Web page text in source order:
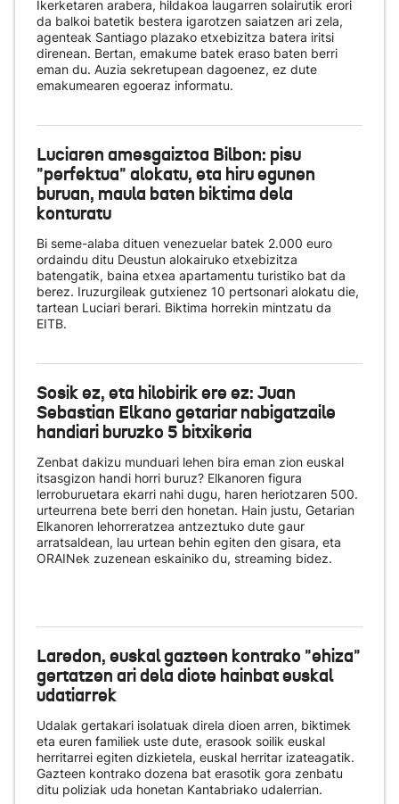
Ikerketaren arabera, hildakoa laugarren solairutik erori
da balkoi batetik bestera igarotzen saiatzen ari zela,
agenteak Santiago plazako etxebizitza batera iritsi
direnean. Bertan, emakume batek eraso baten berri
eman du. Auzia sekretupean dagoenez, ez dute
emakumearen egoeraz informatu.
Luciaren amesgaiztoa Bilbon: pisu
"perfektua" alokatu, eta hiru egunen
buruan, maula baten biktima dela
konturatu
Bi seme-alaba dituen venezuelar batek 2.000 euro
ordaindu ditu Deustun alokairuko etxebizitza
batengatik, baina etxea apartamentu turistiko bat da
berez. Iruzurgileak gutxienez 10 pertsonari alokatu die,
tartean Luciari berari. Biktima horrekin mintzatu da
EITB.
Sosik ez, eta hilobirik ere ez: Juan
Sebastian Elkano getariar nabigatzaile
handiari buruzko 5 bitxikeria
Zenbat dakizu munduari lehen bira eman zion euskal
itsasgizon handi horri buruz? Elkanoren figura
lerroburuetara ekarri nahi dugu, haren heriotzaren 500.
urteurrena bete berri den honetan. Hain justu, Getarian
Elkanoren lehorreratzea antzeztuko dute gaur
arratsaldean, lau urtean behin egiten den gisara, eta
ORAINek zuzenean eskainiko du, streaming bidez.
Laredon, euskal gazteen kontrako "ehiza"
gertatzen ari dela diote hainbat euskal
udatiarrek
Udalak gertakari isolatuak direla dioen arren, biktimek
eta euren familiek uste dute, erasook soilik euskal
herritarrei egiten dizkietela, euskal herritar izateagatik.
Gazteen kontrako dozena bat erasotik gora zenbatu
ditu poliziak uda honetan Kantabriako udalerrian.